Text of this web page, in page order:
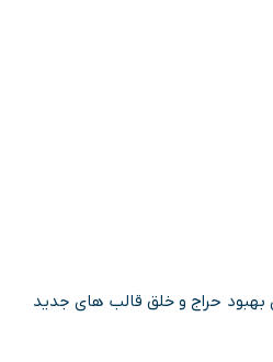
بهبود حراج و خلق قالب های جدید